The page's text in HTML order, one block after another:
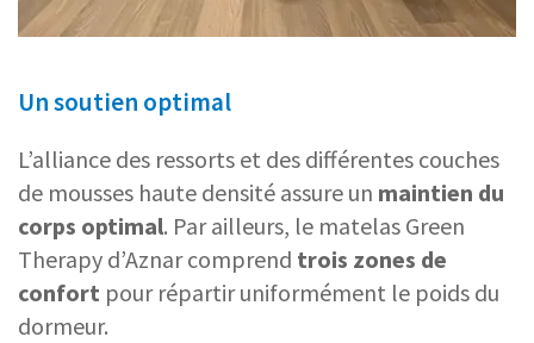
Un soutien optimal
L’alliance des ressorts et des différentes couches
de mousses haute densité assure un maintien du
corps optimal. Par ailleurs, le matelas Green
Therapy d’Aznar comprend trois zones de
confort pour répartir uniformément le poids du
dormeur.